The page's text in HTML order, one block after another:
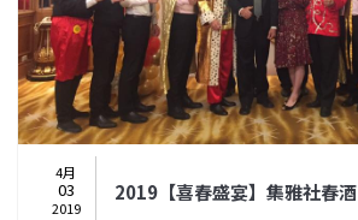
4月
03
2019
2019【喜春盛宴】集雅社春酒